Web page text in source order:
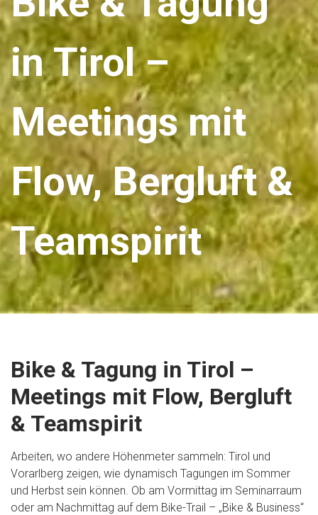
in Tirol –
Meetings mit
Flow, Bergluft &
Teamspirit
Bike & Tagung in Tirol –
Meetings mit Flow, Bergluft
& Teamspirit
Arbeiten, wo andere Höhenmeter sammeln: Tirol und
Vorarlberg zeigen, wie dynamisch Tagungen im Sommer
und Herbst sein können. Ob am Vormittag im Seminarraum
oder am Nachmittag auf dem Bike-Trail – „Bike & Business“